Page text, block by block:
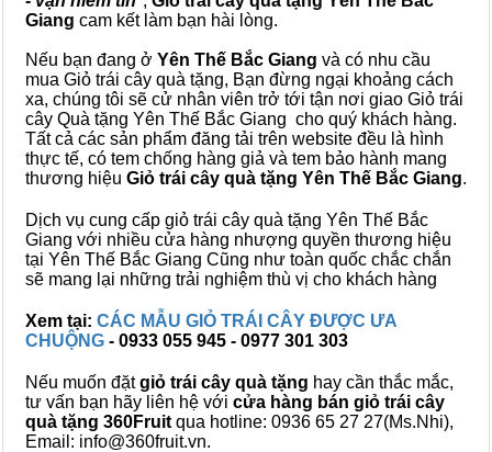
Giang cam kết làm bạn hài lòng.
Nếu bạn đang ở Yên Thế Bắc Giang và có nhu cầu
mua Giỏ trái cây quà tặng, Bạn đừng ngại khoảng cách
xa, chúng tôi sẽ cử nhân viên trở tới tận nơi giao Giỏ trái
cây Quà tặng Yên Thế Bắc Giang cho quý khách hàng.
Tất cả các sản phẩm đăng tải trên website đều là hình
thực tế, có tem chống hàng giả và tem bảo hành mang
thương hiệu Giỏ trái cây quà tặng Yên Thế Bắc Giang.
Dịch vụ cung cấp giỏ trái cây quà tặng Yên Thế Bắc
Giang với nhiều cửa hàng nhượng quyền thương hiệu
tại Yên Thế Bắc Giang Cũng như toàn quốc chắc chắn
sẽ mang lại những trải nghiệm thù vị cho khách hàng
Xem tại: CÁC MẪU GIỎ TRÁI CÂY ĐƯỢC ƯA
CHUỘNG - 0933 055 945 - 0977 301 303
Nếu muốn đặtgiỏ trái cây quà tặng hay cần thắc mắc,
tư vấn bạn hãy liên hệ với cửa hàng bán giỏ trái cây
quà tặng 360Fruit qua hotline: 0936 65 27 27(Ms.Nhi),
Email: info@360fruit.vn.